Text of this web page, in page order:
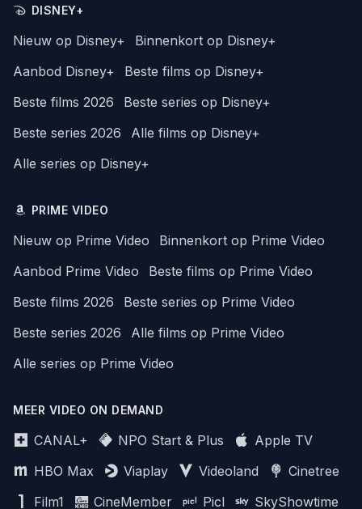
DISNEY+
Nieuw op Disney+
Binnenkort op Disney+
Aanbod Disney+
Beste films op Disney+
Beste films 2026
Beste series op Disney+
Beste series 2026
Alle films op Disney+
Alle series op Disney+
PRIME VIDEO
Nieuw op Prime Video
Binnenkort op Prime Video
Aanbod Prime Video
Beste films op Prime Video
Beste films 2026
Beste series op Prime Video
Beste series 2026
Alle films op Prime Video
Alle series op Prime Video
MEER VIDEO ON DEMAND
CANAL+ NPO Start & Plus
Apple TV
HBO Max
Viaplay Videoland
Cinetree
Film1
CineMember Picl SkyShowtime